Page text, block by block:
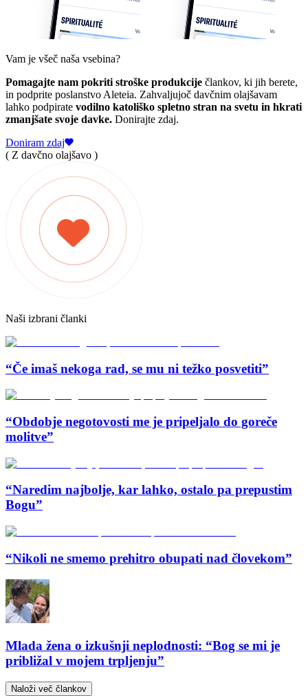
Vam je všeč naša vsebina?
Pomagajte nam pokriti stroške produkcije člankov, ki jih berete,
in podprite poslanstvo Aleteia. Zahvaljujoč davčnim olajšavam
lahko podpirate vodilno katoliško spletno stran na svetu in hkrati
zmanjšate svoje davke. Donirajte zdaj.
Doniram zdaj
( Z davčno olajšavo )
Naši izbrani članki
“Če imaš nekoga rad, se mu ni težko posvetiti”
“Obdobje negotovosti me je pripeljalo do goreče
molitve”
“Naredim najbolje, kar lahko, ostalo pa prepustim
Bogu”
“Nikoli ne smemo prehitro obupati nad človekom”
Mlada žena o izkušnji neplodnosti: “Bog se mi je
približal v mojem trpljenju”
Naloži več člankov